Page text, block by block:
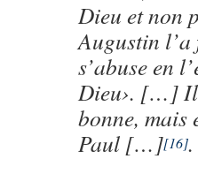
Dieu et non
Augustin l’a
s’abuse en
Dieu›. […] Il
bonne, mais
Paul […][16]